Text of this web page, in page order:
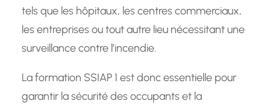
tels que les hôpitaux, les centres commerciaux,
les entreprises ou tout autre lieu nécessitant une
surveillance contre l’incendie.
La formation SSIAP 1 est donc essentielle pour
garantir la sécurité des occupants et la